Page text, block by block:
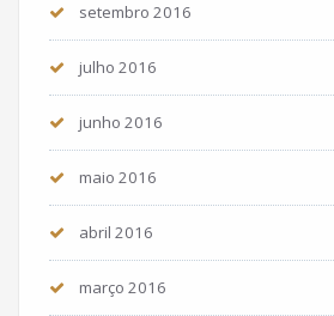
setembro 2016
julho 2016
junho 2016
maio 2016
abril 2016
março 2016